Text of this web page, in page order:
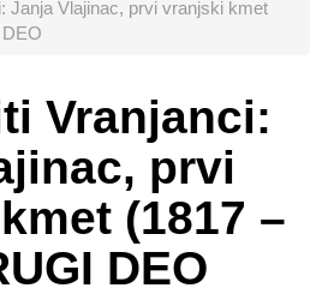
Janja Vlajinac, prvi vranjski kmet
Vranjanci:
prvi
(1817 –
DEO